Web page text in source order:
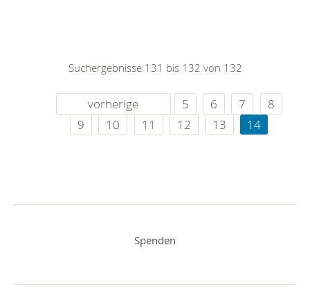
Suchergebnisse 131 bis 132 von 132
vorherige 5 6 7
8
9
10 11 12 13 14
Spenden